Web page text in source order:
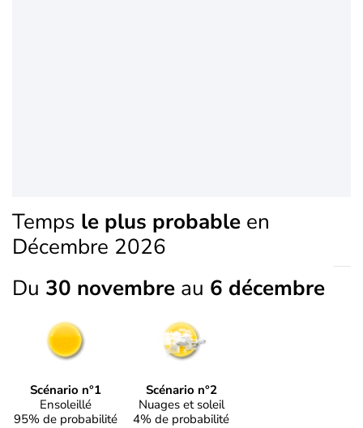
Temps le plus probable en
Décembre 2026
Du 30 novembre au 6 décembre
Scénario n°1
Ensoleillé
95% de probabilité
Scénario n°2
Nuages et soleil
4% de probabilité